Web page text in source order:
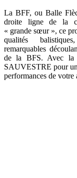
La BFF, ou Balle
droite ligne de la
« grande sœur », ce
qualités
remarquables
de la BFS. Avec la
SAUVESTRE pour
performances de votre